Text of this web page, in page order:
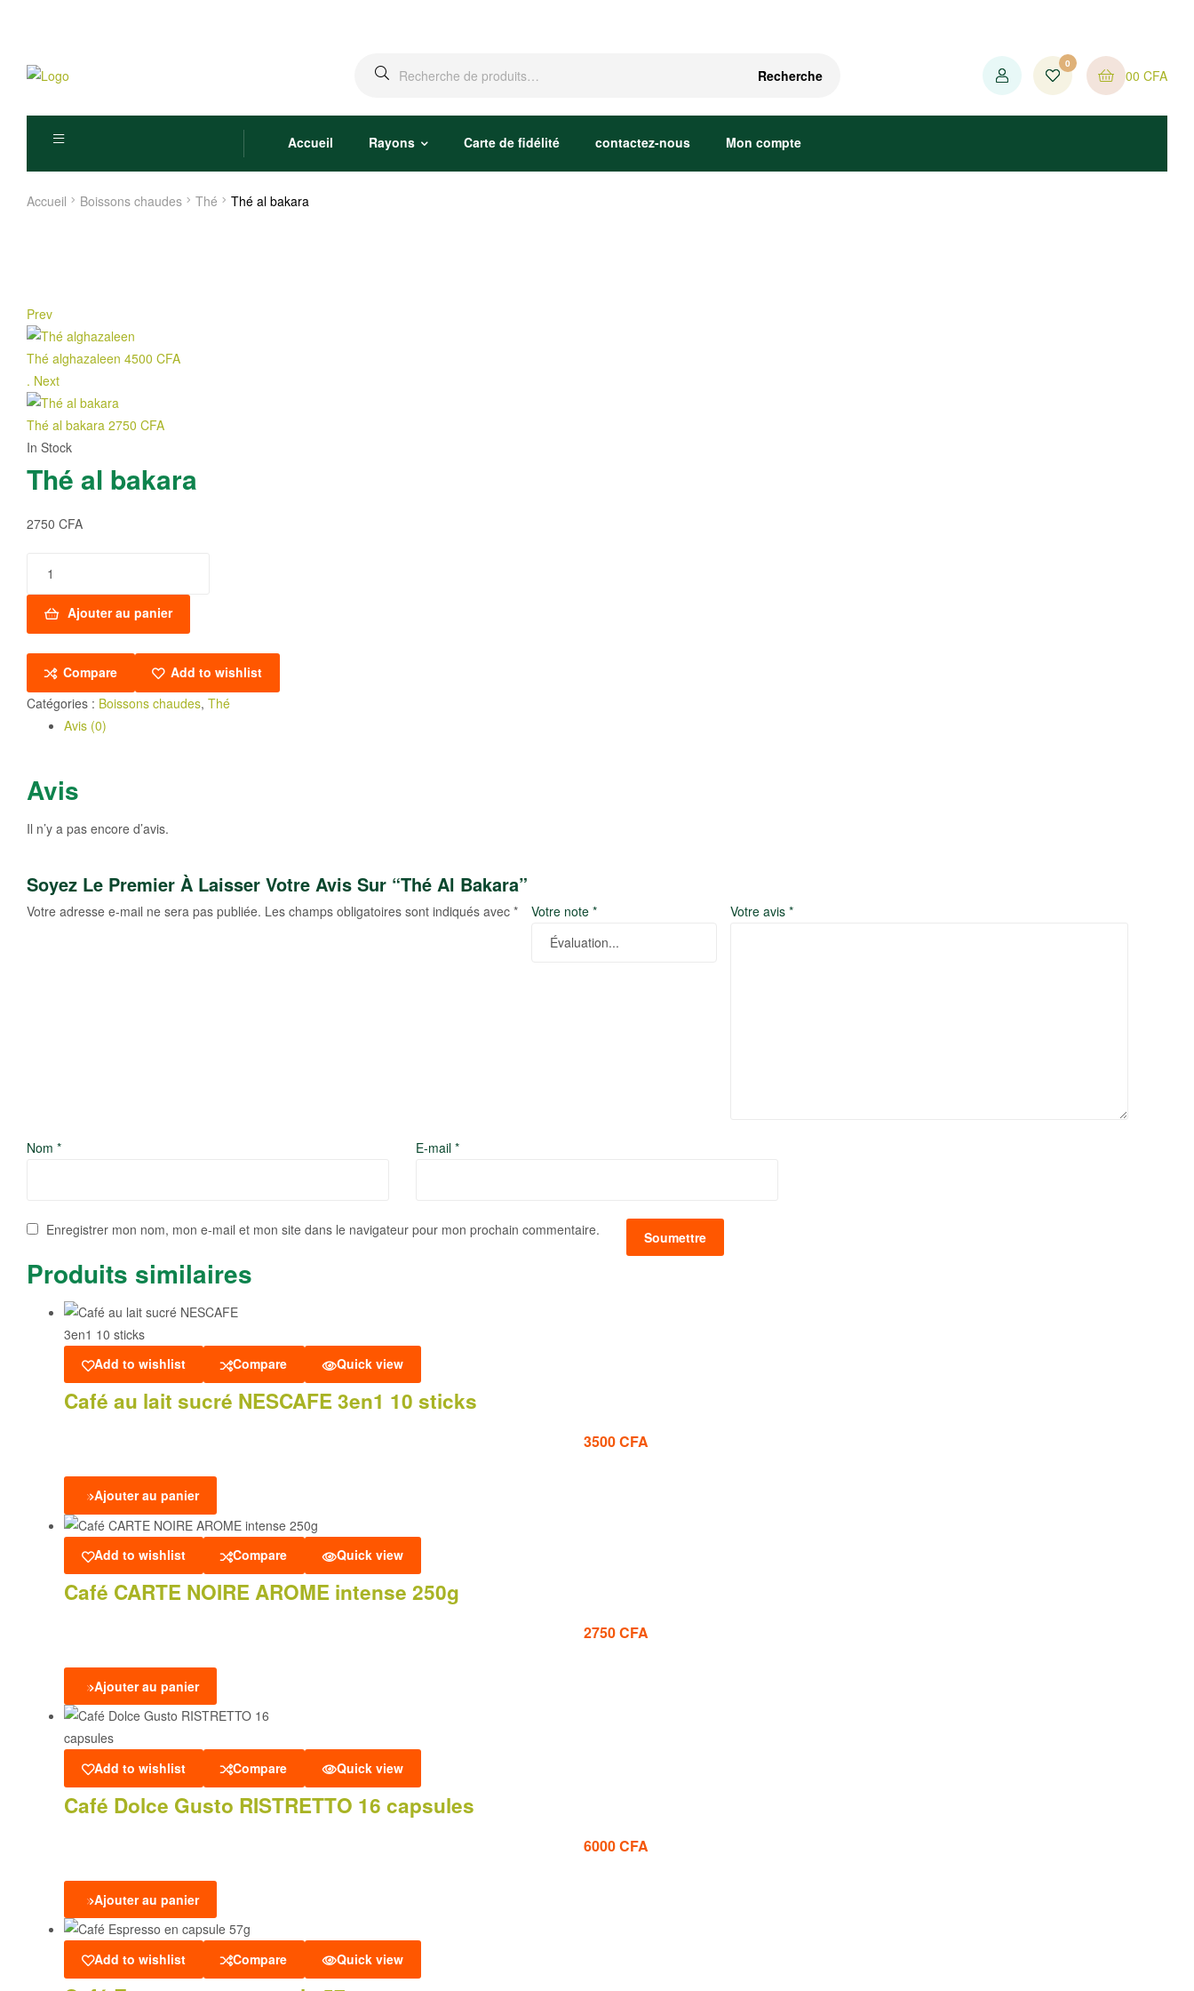
Recherche
Recherche
0
00 CFA
Accueil Rayons Carte de fidélité contactez-nous Mon compte
Accueil Boissons chaudes Thé Thé al bakara
Prev
Thé alghazaleen 4500 CFA
. Next
Thé al bakara 2750 CFA
In Stock
Thé al bakara
2750 CFA
Thé
al
bakara
Ajouter au panier
Compare
Add to wishlist
Catégories : Boissons chaudes, Thé
Avis (0)
Avis
Il n’y a pas encore d’avis.
Soyez Le Premier À Laisser Votre Avis Sur “Thé Al Bakara”
Votre adresse e-mail ne sera pas publiée. Les champs obligatoires sont indiqués avec * Votre note * Votre avis *
Nom * E-mail *
Enregistrer mon nom, mon e-mail et mon site dans le navigateur pour mon prochain commentaire.
Produits similaires
Add to wishlist Compare Quick view
Café au lait sucré NESCAFE 3en1 10 sticks
3500CFA
Ajouter au panier
Add to wishlist Compare Quick view
Café CARTE NOIRE AROME intense 250g
2750CFA
Ajouter au panier
Add to wishlist Compare Quick view
Café Dolce Gusto RISTRETTO 16 capsules
6000CFA
Ajouter au panier
Add to wishlist Compare Quick view